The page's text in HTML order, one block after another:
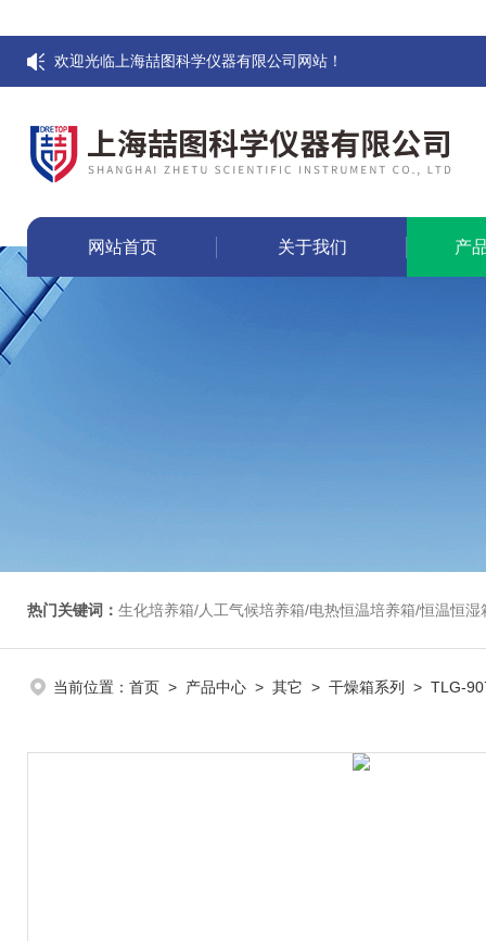
欢迎光临上海喆图科学仪器有限公司网站！
网站首页 关于我们 产
热门关键词： 生化培养箱/人工气候培养箱/电热恒温培养箱/恒温恒湿箱/光照培养箱/二氧化碳培养箱
当前位置： 首页 > 产品中心 > 其它 > 干燥箱系列 > TLG-